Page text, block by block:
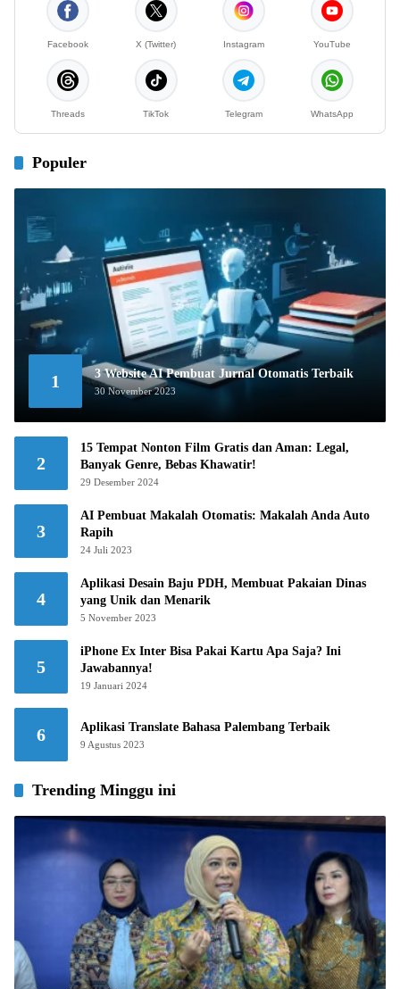
Facebook X (Twitter) Instagram YouTube
Threads TikTok Telegram WhatsApp
Populer
1 3 Website AI Pembuat Jurnal Otomatis Terbaik
30 November 2023
2
15 Tempat Nonton Film Gratis dan Aman: Legal,
Banyak Genre, Bebas Khawatir!
29 Desember 2024
3
AI Pembuat Makalah Otomatis: Makalah Anda Auto
Rapih
24 Juli 2023
4
Aplikasi Desain Baju PDH, Membuat Pakaian Dinas
yang Unik dan Menarik
5 November 2023
5
iPhone Ex Inter Bisa Pakai Kartu Apa Saja? Ini
Jawabannya!
19 Januari 2024
6 Aplikasi Translate Bahasa Palembang Terbaik
9 Agustus 2023
Trending Minggu ini